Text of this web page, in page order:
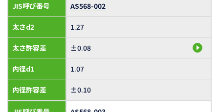
JIS呼び番号
太さd2
太さ許容差
内径d1
内径許容差
AS568-002
1.27
±0.08
1.07
±0.10